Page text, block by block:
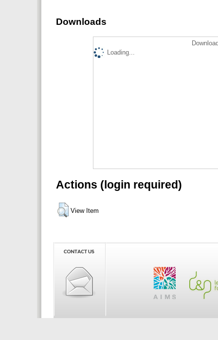
Downloads
Loading...
Actions (login required)
View Item